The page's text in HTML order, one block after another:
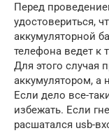
Перед
удостовериться,
аккумуляторной
телефона ведет к
Для этого случая
аккумулятором, а
Если дело все-
избежать. Если
расшатался usb-